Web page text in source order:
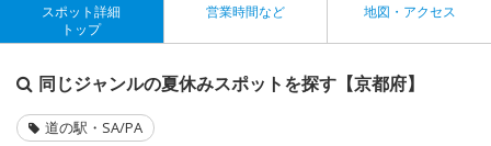
スポット詳細
トップ
営業時間など 地図・アクセス
同じジャンルの夏休みスポットを探す【京都府】
道の駅・SA/PA